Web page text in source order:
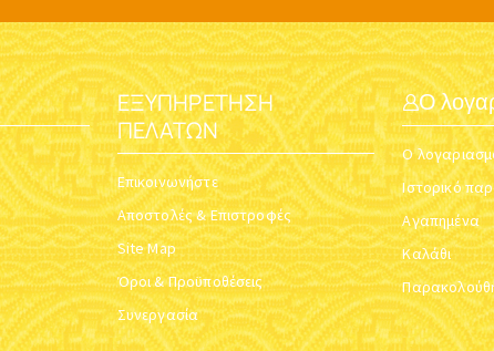
ΕΞΥΠΗΡΈΤΗΣΗ
ΠΕΛΑΤΏΝ
Επικοινωνήστε
Αποστολές & Επιστροφές
Site Map
Όροι & Προϋποθέσεις
Συνεργασία
Ο
Ο
Ιστορικό
Αγαπημένα
Καλάθι